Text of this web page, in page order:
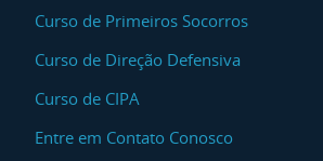
Curso de Primeiros Socorros
Curso de Direção Defensiva
Curso de CIPA
Entre em Contato Conosco